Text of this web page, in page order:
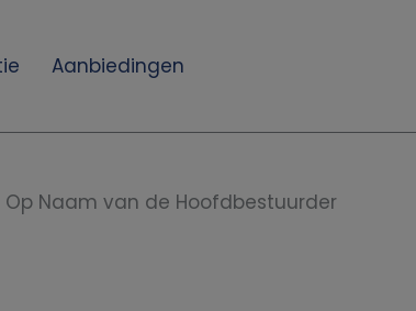
Aanbiedingen
Naam van de Hoofdbestuurder